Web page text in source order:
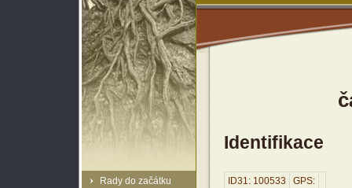
Rady do začátku
Identifikace
ID31: 100533
GPS: